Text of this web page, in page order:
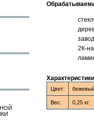
2К-
Цвет:
Вес: 0,25 кг.